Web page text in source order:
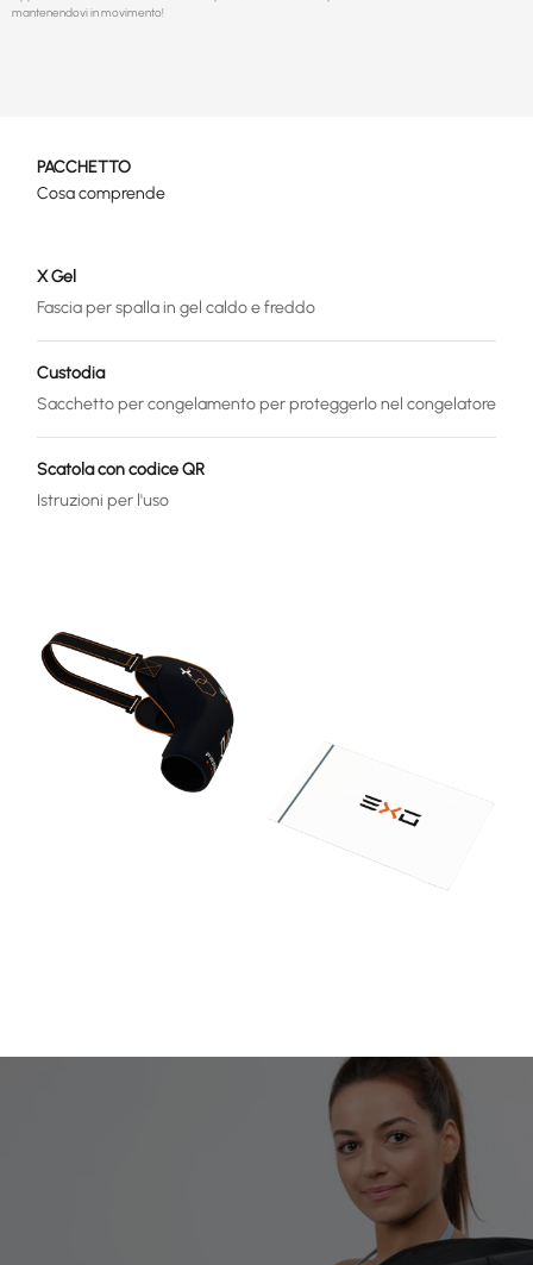
mantenendovi in movimento!
PACCHETTO
Cosa comprende
X Gel
Fascia per spalla in gel caldo e freddo
Custodia
Sacchetto per congelamento per proteggerlo nel congelatore
Scatola con codice QR
Istruzioni per l'uso